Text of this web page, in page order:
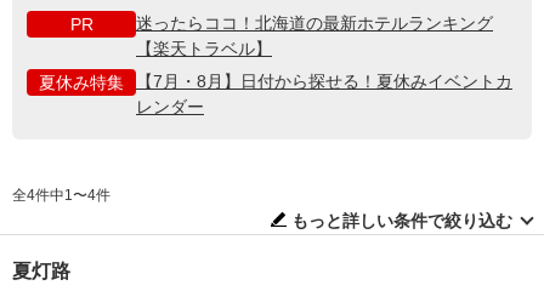
PR
迷ったらココ！北海道の最新ホテルランキング
【楽天トラベル】
夏休み特集
【7月・8月】日付から探せる！夏休みイベントカ
レンダー
全4件中1〜4件
もっと詳しい条件で絞り込む
夏灯路